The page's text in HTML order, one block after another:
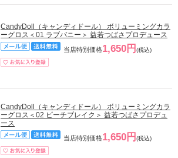
CandyDoll（キャンディドール） ボリューミングカラ
ーグロス＜01 ラブバニー＞ 益若つばさプロデュース
当店特別価格1,650円 (税込)
CandyDoll（キャンディドール） ボリューミングカラ
ーグロス＜02 ピーチブレイク＞ 益若つばさプロデュ
ース
当店特別価格1,650円 (税込)